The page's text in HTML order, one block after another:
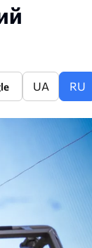
UA RU